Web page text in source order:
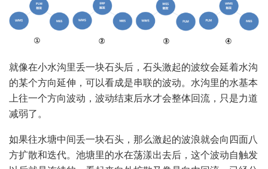
就像在小水沟里丢一块石头后，石头激起的波纹会延着水沟
的某个方向延伸，可以看成是串联的波动。水沟里的水基本
上往一个方向波动，波动结束后水才会整体回流，只是力道
减弱了。
如果往水塘中间丢一块石头，那么激起的波浪就会向四面八
方扩散和迭代。池塘里的水在荡漾出去后，这个波动自触发